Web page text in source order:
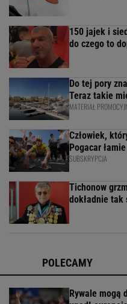
150 jajek i
do czego to
Do tej pory
Teraz takie
MATERIAŁ
Człowiek,
Pogacar
SUBSKRYPCJA
Tichonow
dokładnie tak
POLECAMY
Rywale mogą